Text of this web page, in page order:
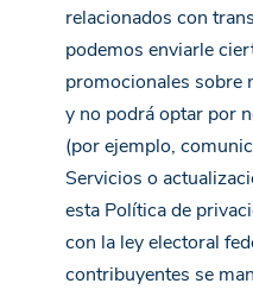
relacionados con
podemos enviarle
promocionales sobre
y no podrá optar por
(por ejemplo,
Servicios o
esta Política de
con la ley electoral
contribuyentes se